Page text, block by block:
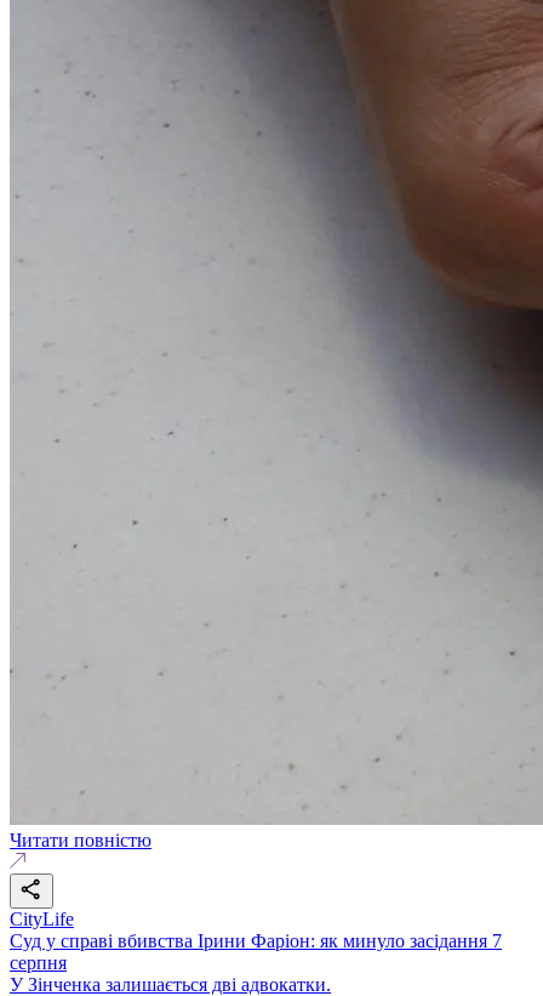
Читати повністю
CityLife
Суд у справі вбивства Ірини Фаріон: як минуло засідання 7
серпня
У Зінченка залишається дві адвокатки.